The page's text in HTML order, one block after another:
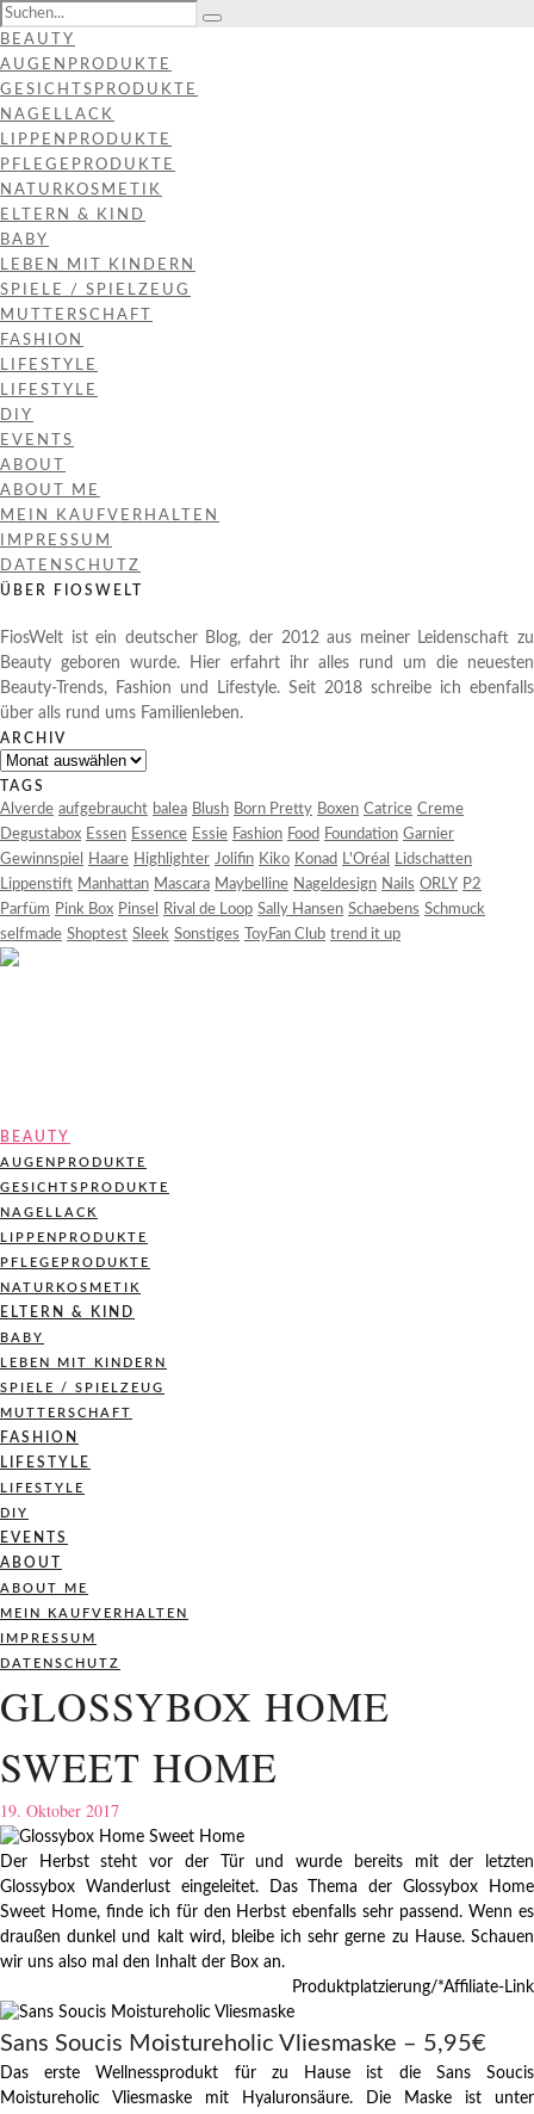
BEAUTY
AUGENPRODUKTE
GESICHTSPRODUKTE
NAGELLACK
LIPPENPRODUKTE
PFLEGEPRODUKTE
NATURKOSMETIK
ELTERN & KIND
BABY
LEBEN MIT KINDERN
SPIELE / SPIELZEUG
MUTTERSCHAFT
FASHION
LIFESTYLE
LIFESTYLE
DIY
EVENTS
ABOUT
ABOUT ME
MEIN KAUFVERHALTEN
IMPRESSUM
DATENSCHUTZ
ÜBER FIOSWELT
FiosWelt ist ein deutscher Blog, der 2012 aus meiner Leidenschaft zu
Beauty geboren wurde. Hier erfahrt ihr alles rund um die neuesten
Beauty-Trends, Fashion und Lifestyle. Seit 2018 schreibe ich ebenfalls
über alls rund ums Familienleben.
ARCHIV
Archiv
TAGS
Alverde aufgebraucht balea Blush Born Pretty Boxen Catrice Creme
Degustabox Essen Essence Essie Fashion Food Foundation Garnier
Gewinnspiel
Haare Highlighter Jolifin Kiko Konad L'Oréal
Lidschatten
Lippenstift Manhattan Mascara Maybelline Nageldesign Nails ORLY P2
Parfüm Pink Box Pinsel Rival de Loop Sally Hansen Schaebens Schmuck
selfmade Shoptest Sleek Sonstiges ToyFan Club trend it up
BEAUTY
AUGENPRODUKTE
GESICHTSPRODUKTE
NAGELLACK
LIPPENPRODUKTE
PFLEGEPRODUKTE
NATURKOSMETIK
ELTERN & KIND
BABY
LEBEN MIT KINDERN
SPIELE / SPIELZEUG
MUTTERSCHAFT
FASHION
LIFESTYLE
LIFESTYLE
DIY
EVENTS
ABOUT
ABOUT ME
MEIN KAUFVERHALTEN
IMPRESSUM
DATENSCHUTZ
GLOSSYBOX HOME
SWEET HOME
19. Oktober 2017
Der Herbst steht vor der Tür und wurde bereits mit der letzten
Glossybox Wanderlust eingeleitet. Das Thema der Glossybox Home
Sweet Home, finde ich für den Herbst ebenfalls sehr passend. Wenn es
draußen dunkel und kalt wird, bleibe ich sehr gerne zu Hause. Schauen
wir uns also mal den Inhalt der Box an.
Produktplatzierung/*Affiliate-Link
Sans Soucis Moistureholic Vliesmaske – 5,95€
Das erste Wellnessprodukt für zu Hause ist die Sans Soucis
Moistureholic Vliesmaske mit Hyaluronsäure. Die Maske ist unter